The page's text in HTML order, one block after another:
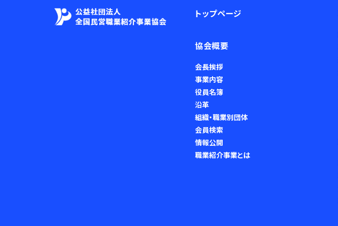
トップページ
協会概要
会長挨拶
事業内容
役員名簿
沿革
組織・職業別団体
会員検索
情報公開
職業紹介事業とは